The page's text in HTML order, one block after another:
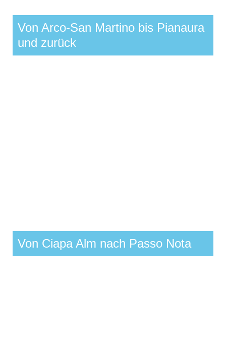
Von Arco-San Martino bis Pianaura
und zurück
Von Ciapa Alm nach Passo Nota